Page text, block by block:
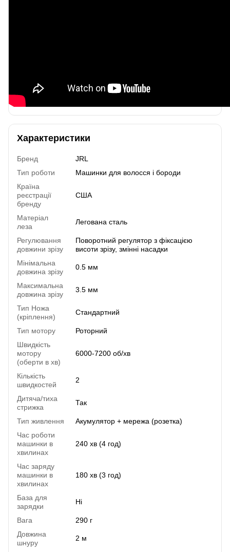
Характеристики
Бренд
JRL
Тип роботи
Машинки для волосся і бороди
Країна
реєстрації
бренду
США
Матеріал
леза
Легована сталь
Регулювання
довжини зрізу
Поворотний регулятор з фіксацією
висоти зрізу, змінні насадки
Мінімальна
довжина зрізу
0.5 мм
Максимальна
довжина зрізу
3.5 мм
Тип Ножа
(кріплення)
Стандартний
Тип мотору
Роторний
Швидкість
мотору
(оберти в хв)
6000-7200 об/хв
Кількість
швидкостей
2
Дитяча/тиха
стрижка
Так
Тип живлення
Акумулятор + мережа (розетка)
Час роботи
машинки в
хвилинах
240 хв (4 год)
Час заряду
машинки в
хвилинах
180 хв (3 год)
База для
зарядки
Ні
Вага
290 г
Довжина
шнуру
2 м